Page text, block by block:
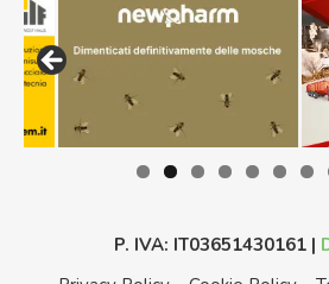
P. IVA: IT03651430161 |